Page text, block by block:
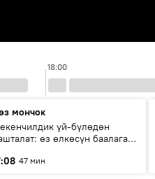
18:00
мончок
үй-бүлөдөн
өз өлкөсүн баалаган
47 мин